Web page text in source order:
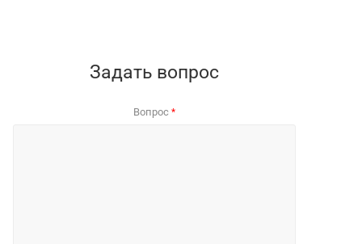
Задать вопрос
Вопрос *